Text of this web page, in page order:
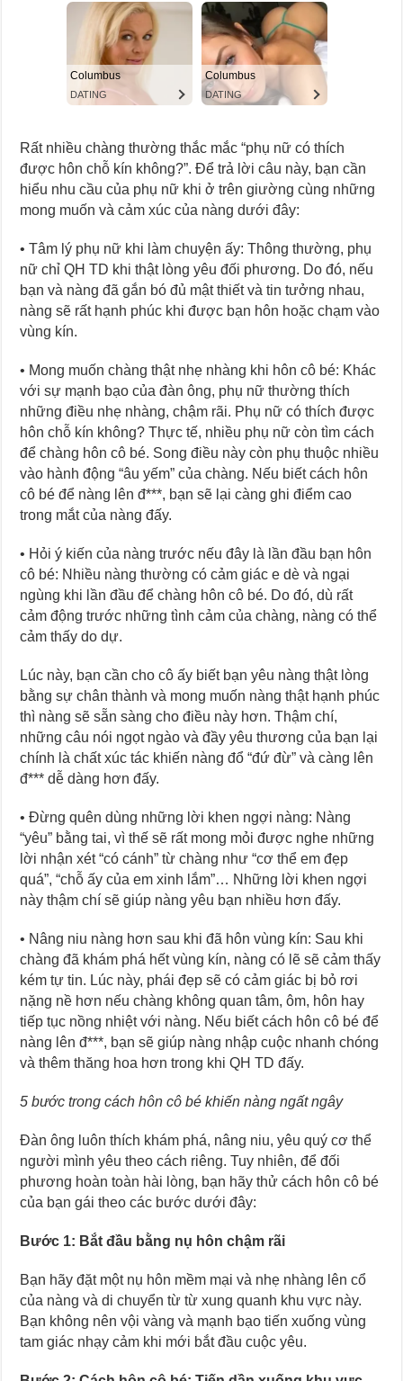
Rất nhiều chàng thường thắc mắc “phụ nữ có thích
được hôn chỗ kín không?”. Để trả lời câu này, bạn cần
hiểu nhu cầu của phụ nữ khi ở trên giường cùng những
mong muốn và cảm xúc của nàng dưới đây:
• Tâm lý phụ nữ khi làm chuyện ấy: Thông thường, phụ
nữ chỉ QH TD khi thật lòng yêu đối phương. Do đó, nếu
bạn và nàng đã gắn bó đủ mật thiết và tin tưởng nhau,
nàng sẽ rất hạnh phúc khi được bạn hôn hoặc chạm vào
vùng kín.
• Mong muốn chàng thật nhẹ nhàng khi hôn cô bé: Khác
với sự mạnh bạo của đàn ông, phụ nữ thường thích
những điều nhẹ nhàng, chậm rãi. Phụ nữ có thích được
hôn chỗ kín không? Thực tế, nhiều phụ nữ còn tìm cách
để chàng hôn cô bé. Song điều này còn phụ thuộc nhiều
vào hành động “âu yếm” của chàng. Nếu biết cách hôn
cô bé để nàng lên đ***, bạn sẽ lại càng ghi điểm cao
trong mắt của nàng đấy.
• Hỏi ý kiến của nàng trước nếu đây là lần đầu bạn hôn
cô bé: Nhiều nàng thường có cảm giác e dè và ngại
ngùng khi lần đầu để chàng hôn cô bé. Do đó, dù rất
cảm động trước những tình cảm của chàng, nàng có thể
cảm thấy do dự.
Lúc này, bạn cần cho cô ấy biết bạn yêu nàng thật lòng
bằng sự chân thành và mong muốn nàng thật hạnh phúc
thì nàng sẽ sẵn sàng cho điều này hơn. Thậm chí,
những câu nói ngọt ngào và đầy yêu thương của bạn lại
chính là chất xúc tác khiến nàng đổ “đứ đừ” và càng lên
đ*** dễ dàng hơn đấy.
• Đừng quên dùng những lời khen ngợi nàng: Nàng
“yêu” bằng tai, vì thế sẽ rất mong mỏi được nghe những
lời nhận xét “có cánh” từ chàng như “cơ thể em đẹp
quá”, “chỗ ấy của em xinh lắm”… Những lời khen ngợi
này thậm chí sẽ giúp nàng yêu bạn nhiều hơn đấy.
• Nâng niu nàng hơn sau khi đã hôn vùng kín: Sau khi
chàng đã khám phá hết vùng kín, nàng có lẽ sẽ cảm thấy
kém tự tin. Lúc này, phái đẹp sẽ có cảm giác bị bỏ rơi
nặng nề hơn nếu chàng không quan tâm, ôm, hôn hay
tiếp tục nồng nhiệt với nàng. Nếu biết cách hôn cô bé để
nàng lên đ***, bạn sẽ giúp nàng nhập cuộc nhanh chóng
và thêm thăng hoa hơn trong khi QH TD đấy.
5 bước trong cách hôn cô bé khiến nàng ngất ngây
Đàn ông luôn thích khám phá, nâng niu, yêu quý cơ thể
người mình yêu theo cách riêng. Tuy nhiên, để đối
phương hoàn toàn hài lòng, bạn hãy thử cách hôn cô bé
của bạn gái theo các bước dưới đây:
Bước 1: Bắt đầu bằng nụ hôn chậm rãi
Bạn hãy đặt một nụ hôn mềm mại và nhẹ nhàng lên cổ
của nàng và di chuyển từ từ xung quanh khu vực này.
Bạn không nên vội vàng và mạnh bạo tiến xuống vùng
tam giác nhạy cảm khi mới bắt đầu cuộc yêu.